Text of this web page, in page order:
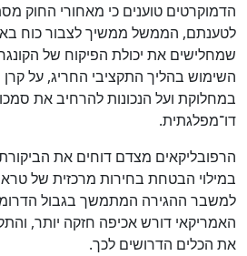
הדמוקרטים טוענים כי מאחורי החוק
לטענתם, הממשל ממשיך לצבור כוח
שמחלישים את יכולת הפיקוח של
השימוש בהליך התקציבי החריג, על קרן
במחלוקת ועל הנכונות להרחיב את
דו־מפלגתית.
הרפובליקאים מצדם דוחים את
במילוי הבטחת בחירות מרכזית של
למשבר ההגירה המתמשך בגבול
האמריקאי דורש אכיפה חזקה יותר,
את הכלים הדרושים לכך.